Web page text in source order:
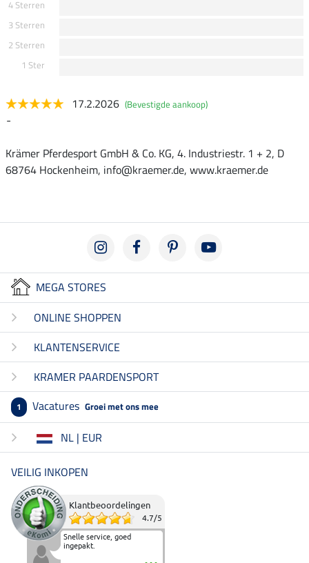
4 Sterren
3 Sterren
2 Sterren
1 Ster
17.2.2026 (Bevestigde aankoop)
-
Krämer Pferdesport GmbH & Co. KG, 4. Industriestr. 1 + 2, D
68764 Hockenheim, info@kraemer.de, www.kraemer.de
MEGA STORES
ONLINE SHOPPEN
KLANTENSERVICE
KRAMER PAARDENSPORT
1 Vacatures Groei met ons mee
NL | EUR
VEILIG INKOPEN
Klantbeoordelingen
4.7/5
Snelle service, goed
ingepakt.